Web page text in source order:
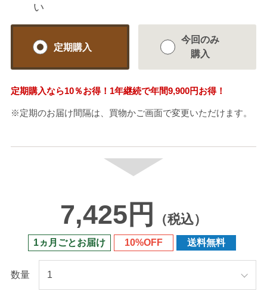
い
定期購入
今回のみ
購入
定期購入なら10％お得！1年継続で年間9,900円お得！
※定期のお届け間隔は、買物かご画面で変更いただけます。
7,425円 （税込）
1ヵ月ごとお届け 10%OFF 送料無料
数量